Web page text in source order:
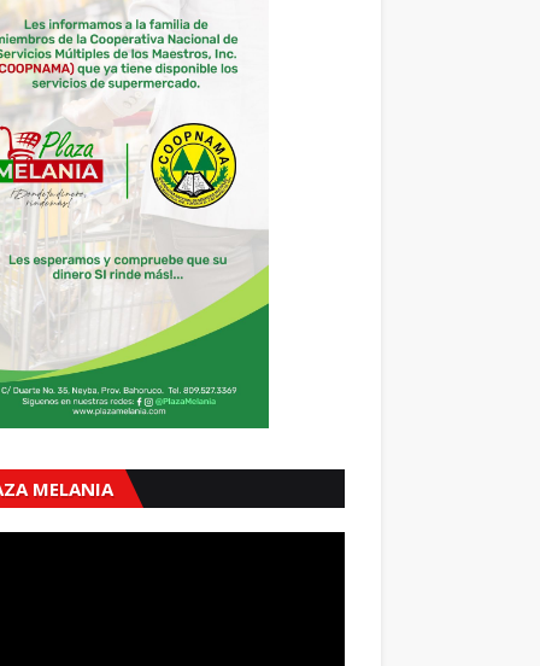
MELANIA